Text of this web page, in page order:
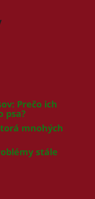
Prečo ich
psa?
mnohých
stále